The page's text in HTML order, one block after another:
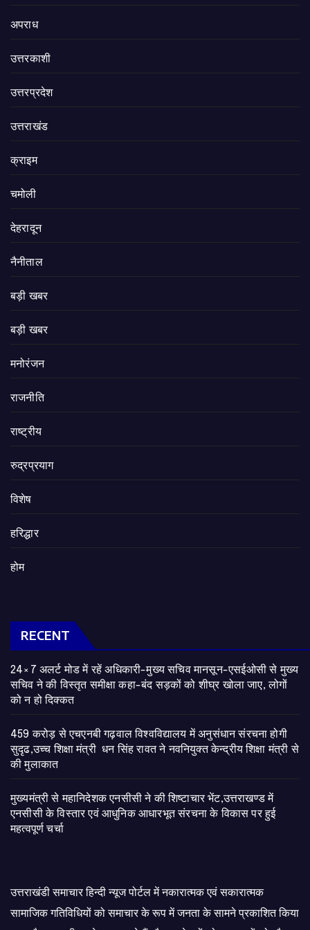
अपराध
उत्तरकाशी
उत्तरप्रदेश
उत्तराखंड
क्राइम
चमोली
देहरादून
नैनीताल
बड़ी खबर
बड़ी खबर
मनोरंजन
राजनीति
राष्ट्रीय
रुद्रप्रयाग
विशेष
हरिद्धार
होम
RECENT
24×7 अलर्ट मोड में रहें अधिकारी-मुख्य सचिव मानसून-एसईओसी से मुख्य
सचिव ने की विस्तृत समीक्षा कहा-बंद सड़कों को शीघ्र खोला जाए, लोगों
को न हो दिक्कत
459 करोड़ से एचएनबी गढ़वाल विश्वविद्यालय में अनुसंधान संरचना होगी
सुदृढ,उच्च शिक्षा मंत्री धन सिंह रावत ने नवनियुक्त केन्द्रीय शिक्षा मंत्री से
की मुलाकात
मुख्यमंत्री से महानिदेशक एनसीसी ने की शिष्टाचार भेंट,उत्तराखण्ड में
एनसीसी के विस्तार एवं आधुनिक आधारभूत संरचना के विकास पर हुई
महत्वपूर्ण चर्चा
उत्तराखंडी समाचार हिन्दी न्यूज पोर्टल में नकारात्मक एवं सकारात्मक
सामाजिक गतिविधियों को समाचार के रूप में जनता के सामने प्रकाशित किया